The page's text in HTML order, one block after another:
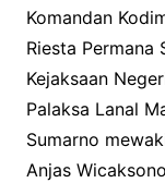
Komandan
Riesta Permana
Kejaksaan
Palaksa Lanal
Sumarno
Anjas